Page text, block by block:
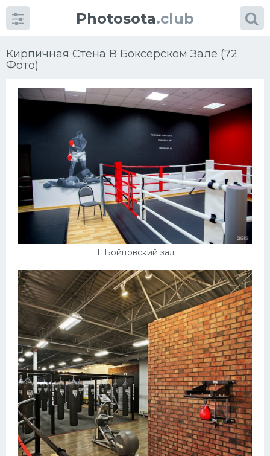
Photosota.club
Кирпичная Стена В Боксерском Зале (72
Фото)
1. Бойцовский зал
Категории
Много картинок...
Футбол
Велогонки
Конькобежный спорт
Тренажеры
Интерьеры квартир